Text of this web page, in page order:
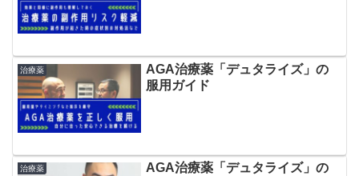
治療薬
AGA治療薬「デュタライズ」の
服用ガイド
治療薬
AGA治療薬「デュタライズ」の